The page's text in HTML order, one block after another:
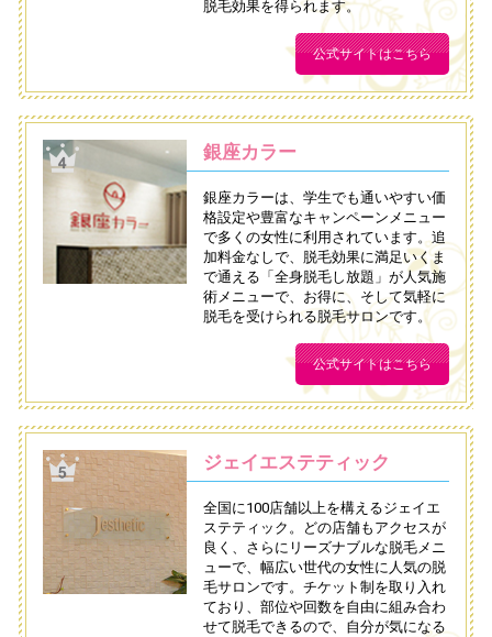
脱毛効果を得られます。
公式サイトはこちら
銀座カラー
銀座カラーは、学生でも通いやすい価
格設定や豊富なキャンペーンメニュー
で多くの女性に利用されています。追
加料金なしで、脱毛効果に満足いくま
で通える「全身脱毛し放題」が人気施
術メニューで、お得に、そして気軽に
脱毛を受けられる脱毛サロンです。
公式サイトはこちら
ジェイエステティック
全国に100店舗以上を構えるジェイエ
ステティック。どの店舗もアクセスが
良く、さらにリーズナブルな脱毛メニ
ューで、幅広い世代の女性に人気の脱
毛サロンです。チケット制を取り入れ
ており、部位や回数を自由に組み合わ
せて脱毛できるので、自分が気になる